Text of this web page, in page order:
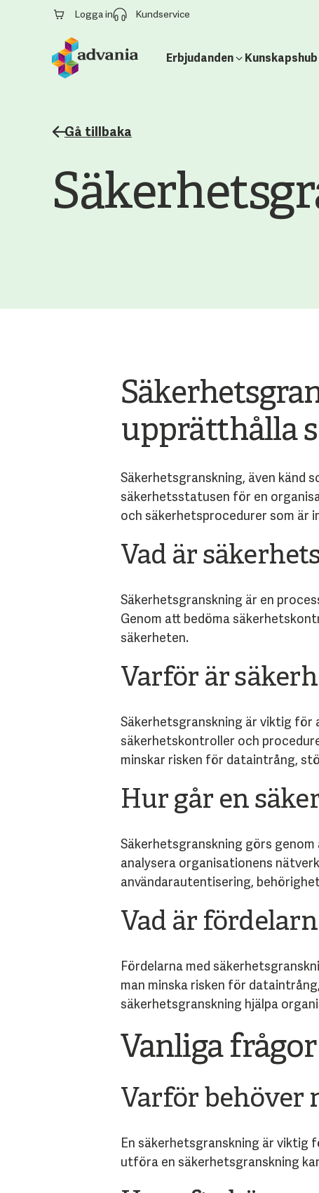
Logga in Kundservice
Erbjudanden Kunskapshub
Gå tillbaka
upprätthålla
Säkerhetsgranskning, även känd
säkerhetsstatusen för en
och säkerhetsprocedurer som är
Vad är
Säkerhetsgranskning är en
Genom att bedöma
säkerheten.
Varför är
Säkerhetsgranskning är viktig för
säkerhetskontroller och
minskar risken för dataintrång,
Hur går en
Säkerhetsgranskning görs
analysera organisationens
användarautentisering,
Vad är
Fördelarna med
man minska risken för
säkerhetsgranskning hjälpa
Vanliga
Varför behöver
En säkerhetsgranskning är
utföra en säkerhetsgranskning